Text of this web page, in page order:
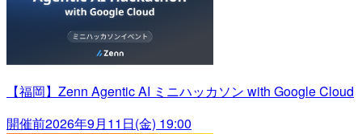
【福岡】Zenn Agentic AI ミニハッカソン with Google Cloud
開催前2026年9月11日(金) 19:00